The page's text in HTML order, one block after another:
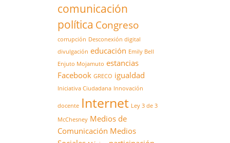
comunicación
política Congreso
corrupción Desconexión digital
divulgación educación Emily Bell
Enjuto Mojamuto estancias
Facebook GRECO igualdad
Iniciativa Ciudadana Innovación
docente Internet Ley 3 de 3
McChesney Medios de
Comunicación Medios